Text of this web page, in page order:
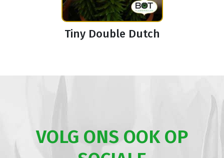
Tiny Double Dutch
VOLG ONS OOK OP